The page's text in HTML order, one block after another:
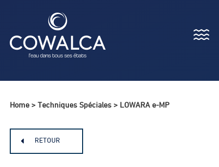
Menu
Home > Techniques Spéciales > LOWARA e-MP
RETOUR